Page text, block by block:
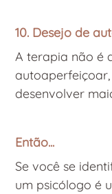
10. Desejo de
A terapia não é
desenvolver
Então...
Se você se
um psicólogo é